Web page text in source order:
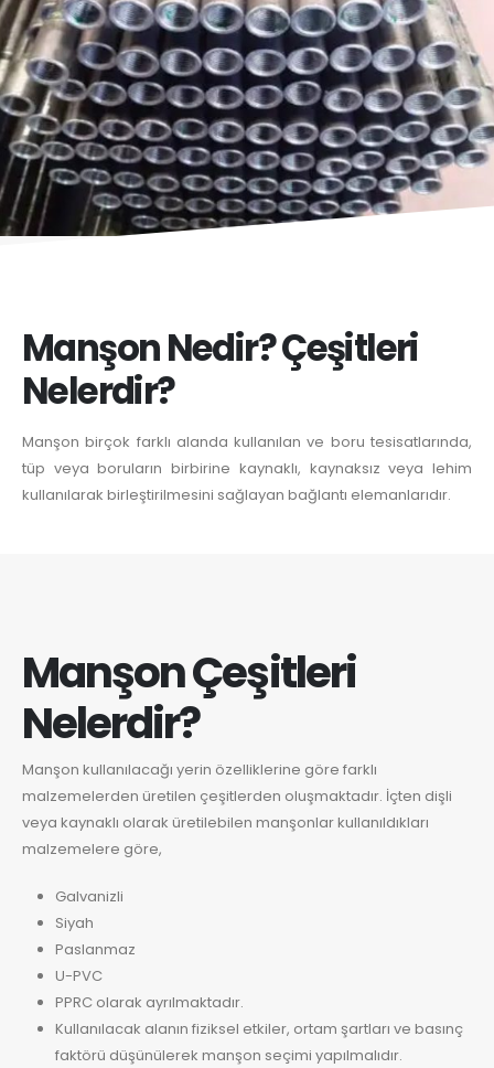
Manşon Nedir? Çeşitleri
Nelerdir?
Manşon birçok farklı alanda kullanılan ve boru tesisatlarında,
tüp veya boruların birbirine kaynaklı, kaynaksız veya lehim
kullanılarak birleştirilmesini sağlayan bağlantı elemanlarıdır.
Manşon Çeşitleri
Nelerdir?
Manşon kullanılacağı yerin özelliklerine göre farklı
malzemelerden üretilen çeşitlerden oluşmaktadır. İçten dişli
veya kaynaklı olarak üretilebilen manşonlar kullanıldıkları
malzemelere göre,
Galvanizli
Siyah
Paslanmaz
U-PVC
PPRC olarak ayrılmaktadır.
Kullanılacak alanın fiziksel etkiler, ortam şartları ve basınç
faktörü düşünülerek manşon seçimi yapılmalıdır.